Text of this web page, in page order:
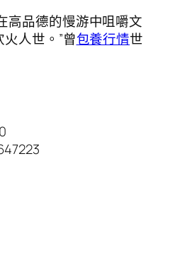
高品德的慢游中咀嚼文
人世。”曾包養行情世